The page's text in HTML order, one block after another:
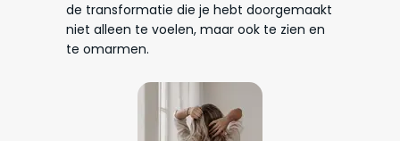
de transformatie die je hebt doorgemaakt
niet alleen te voelen, maar ook te zien en
te omarmen.